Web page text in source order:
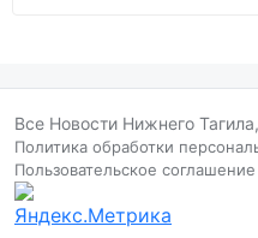
Все Новости Нижнего
Политика обработки
Пользовательское соглашение